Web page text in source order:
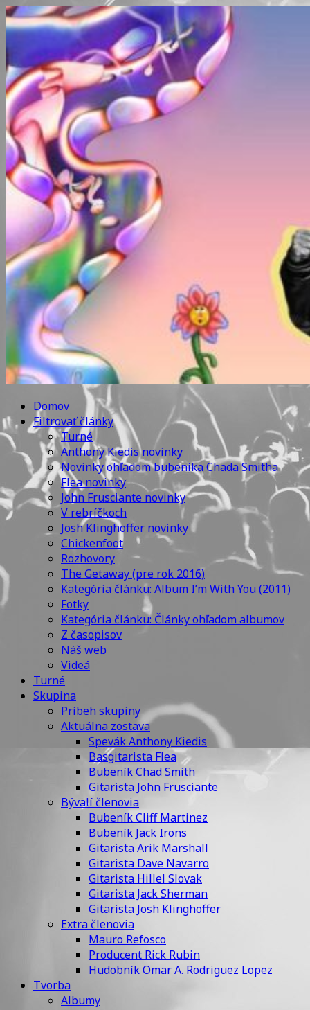
Domov
Filtrovať články
Turné
Anthony Kiedis novinky
Novinky ohľadom bubeníka Chada Smitha
Flea novinky
John Frusciante novinky
V rebríčkoch
Josh Klinghoffer novinky
Chickenfoot
Rozhovory
The Getaway (pre rok 2016)
Kategória článku: Album I’m With You (2011)
Fotky
Kategória článku: Články ohľadom albumov
Z časopisov
Náš web
Videá
Turné
Skupina
Príbeh skupiny
Aktuálna zostava
Spevák Anthony Kiedis
Basgitarista Flea
Bubeník Chad Smith
Gitarista John Frusciante
Bývalí členovia
Bubeník Cliff Martinez
Bubeník Jack Irons
Gitarista Arik Marshall
Gitarista Dave Navarro
Gitarista Hillel Slovak
Gitarista Jack Sherman
Gitarista Josh Klinghoffer
Extra členovia
Mauro Refosco
Producent Rick Rubin
Hudobník Omar A. Rodriguez Lopez
Tvorba
Albumy